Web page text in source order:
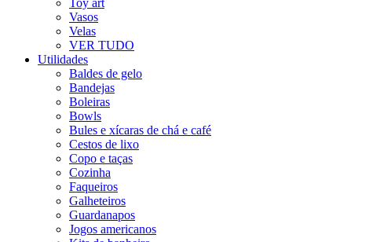
Toy art
Vasos
Velas
VER TUDO
Utilidades
Baldes de gelo
Bandejas
Boleiras
Bowls
Bules e xícaras de chá e café
Cestos de lixo
Copo e taças
Cozinha
Faqueiros
Galheteiros
Guardanapos
Jogos americanos